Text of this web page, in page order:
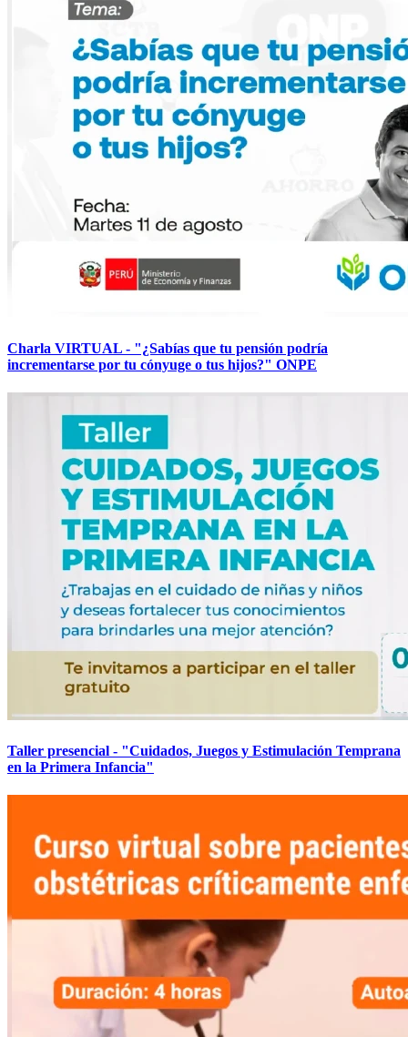
Charla VIRTUAL - "¿Sabías que tu pensión podría
incrementarse por tu cónyuge o tus hijos?" ONPE
Taller presencial - "Cuidados, Juegos y Estimulación Temprana
en la Primera Infancia"